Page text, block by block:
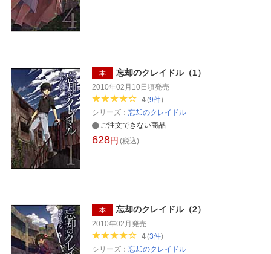
本 忘却のクレイドル（1）
2010年02月10日頃発売
4(9件)
シリーズ： 忘却のクレイドル
ご注文できない商品
628円 (税込)
本 忘却のクレイドル（2）
2010年02月 発売
4(3件)
シリーズ： 忘却のクレイドル